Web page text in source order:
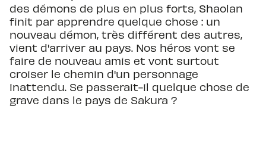
des démons de plus en plus forts, Shaolan
finit par apprendre quelque chose : un
nouveau démon, très différent des autres,
vient d'arriver au pays. Nos héros vont se
faire de nouveau amis et vont surtout
croiser le chemin d'un personnage
inattendu. Se passerait-il quelque chose de
grave dans le pays de Sakura ?